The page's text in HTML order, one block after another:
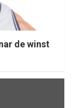
de winst